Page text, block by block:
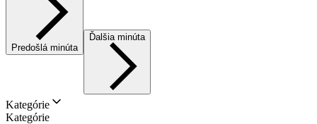
Predošlá minúta
Ďalšia minúta
Kategórie
Kategórie